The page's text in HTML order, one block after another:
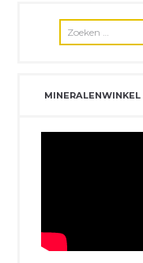
MINERALENWINKEL